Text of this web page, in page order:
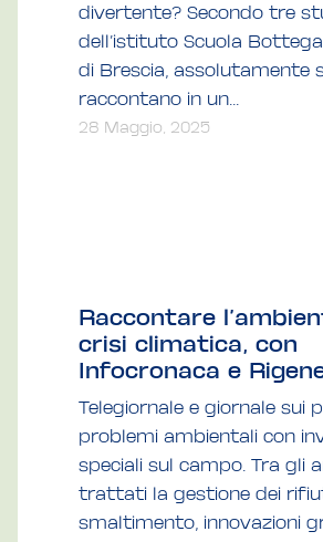
divertente? Secondo tre
dell’istituto Scuola
di Brescia, assolutamente
raccontano in un...
28 Maggio, 2025
Raccontare
crisi climatica, con
Infocronaca e
Telegiornale e giornale sui
problemi ambientali con
speciali sul campo. Tra gli
trattati la gestione dei
smaltimento, innovazioni